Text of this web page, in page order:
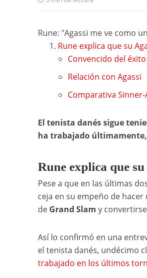
Rune: "Agassi me ve como
Rune explica que su
Convencido del
Relación con Agassi
Comparativa Sinner-
El tenista danés sigue
ha trabajado
Rune explica que
Pese a que en las últimas
ceja en su empeño de
de Grand Slam y
Así lo confirmó en una
el tenista danés, undécimo
trabajado en los últimos